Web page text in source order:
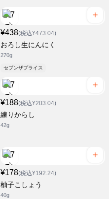
¥438(税込¥473.04)
おろし生にんにく
270g
セブンザプライス
¥188(税込¥203.04)
練りからし
42g
¥178(税込¥192.24)
柚子こしょう
40g